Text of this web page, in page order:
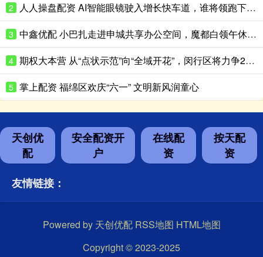
2 人人操盘配资 AI智能眼镜驶入增长快车道，谁将领跑下一代个人交互终端
3 中鑫优配 小巴扎走进申城共享办公空间，魔都白领午休邂逅一小时西域浪漫
4 期权大本营 从“点状示范”向“全域开花”，闵行区将力争2035年全域建成美丽幸福河湖
5 掌上配资 福绵区欢庆“六一” 文明新风润童心
天创优
配
安全配资开
户
在线配
资
按天配
资
友情链接：
Powered by 天创优配 RSS地图 HTML地图
Copyright© 2023-2025